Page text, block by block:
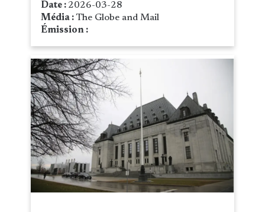
Date : 2026-03-28
Média :The Globe and Mail
Émission :